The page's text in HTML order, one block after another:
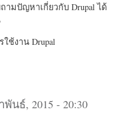
มปัญหาเกี่ยวกับ Drupal ได้
ช้งาน Drupal
นธ์, 2015 - 20:30